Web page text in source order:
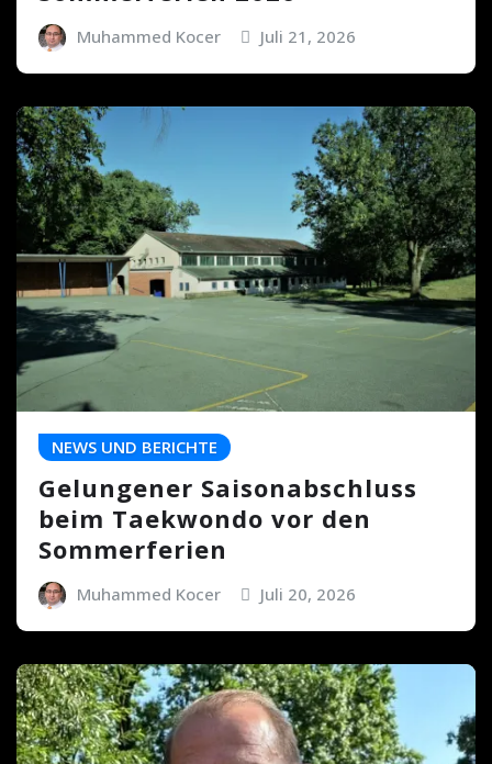
Muhammed Kocer Juli 21, 2026
NEWS UND BERICHTE
Gelungener Saisonabschluss
beim Taekwondo vor den
Sommerferien
Muhammed Kocer Juli 20, 2026